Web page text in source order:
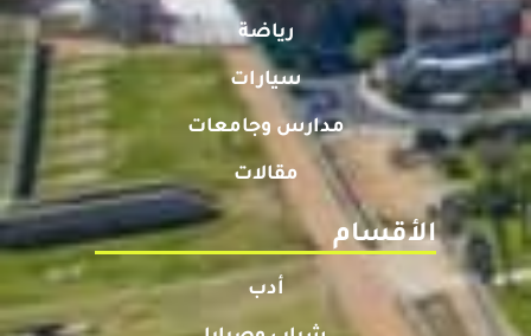
رياضة
سيارات
مدارس وجامعات
مقالات
الأقسام
أدب